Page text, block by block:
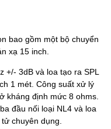
bao gồm một bộ chuyển
xạ 15 inch.
+/- 3dB và loa tạo ra SPL
1 mét. Công suất xử lý
kháng định mức 8 ohms.
đầu nối loại NL4 và loa
chuyên dụng.